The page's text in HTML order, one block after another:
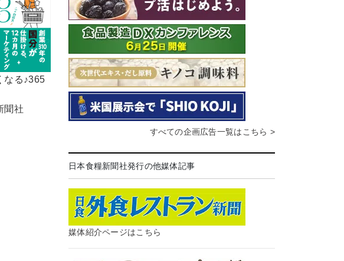
なる♪365
聞社
すべての企画広告一覧はこちら >
日本食糧新聞社発行の他媒体記事
媒体紹介ページはこちら